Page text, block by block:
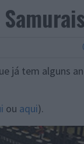
já tem alguns
ou aqui).